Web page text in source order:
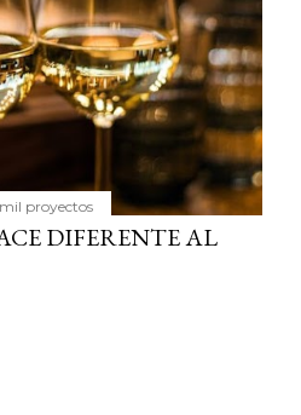
proyectos
DIFERENTE AL